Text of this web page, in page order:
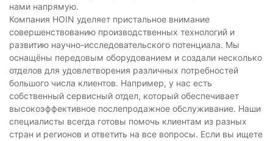
нами напрямую.
Компания HOIN уделяет пристальное внимание
совершенствованию производственных технологий и
развитию научно-исследовательского потенциала. Мы
оснащёны передовым оборудованием и создали несколько
отделов для удовлетворения различных потребностей
большого числа клиентов. Например, у нас есть
собственный сервисный отдел, который обеспечивает
высокоэффективное послепродажное обслуживание. Наши
специалисты всегда готовы помочь клиентам из разных
стран и регионов и ответить на все вопросы. Если вы ищете